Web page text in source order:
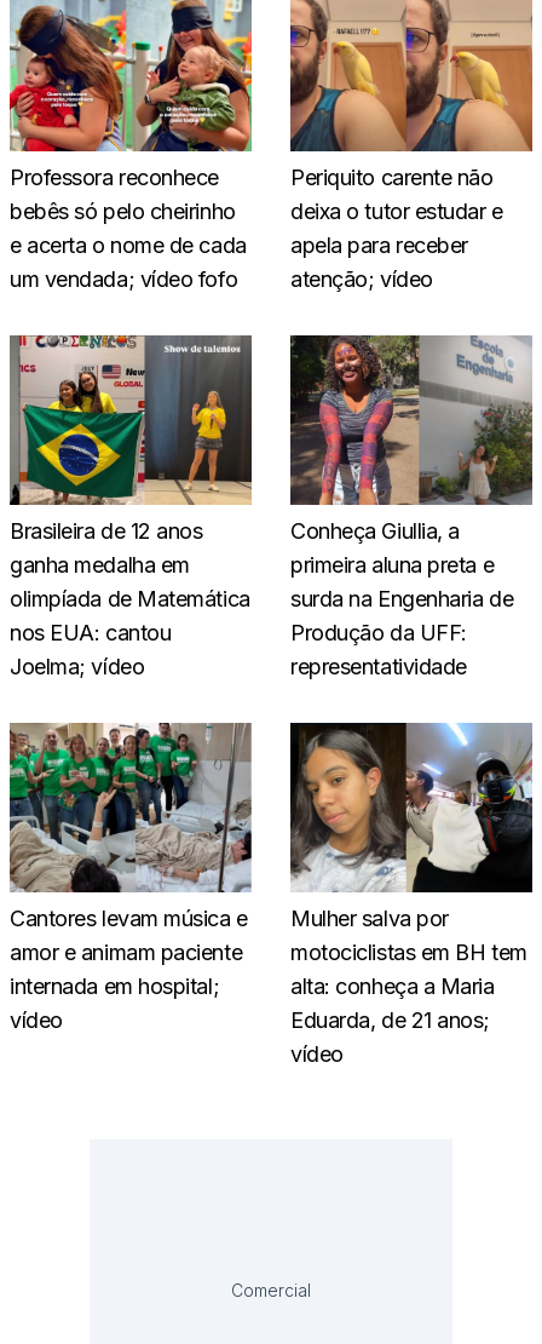
Professora reconhece
bebês só pelo cheirinho
e acerta o nome de cada
um vendada; vídeo fofo
Periquito carente não
deixa o tutor estudar e
apela para receber
atenção; vídeo
Brasileira de 12 anos
ganha medalha em
olimpíada de Matemática
nos EUA: cantou
Joelma; vídeo
Conheça Giullia, a
primeira aluna preta e
surda na Engenharia de
Produção da UFF:
representatividade
Cantores levam música e
amor e animam paciente
internada em hospital;
vídeo
Mulher salva por
motociclistas em BH tem
alta: conheça a Maria
Eduarda, de 21 anos;
vídeo
Comercial